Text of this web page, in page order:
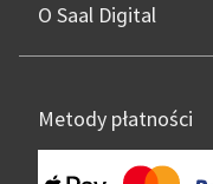
O Saal Digital
Metody płatności